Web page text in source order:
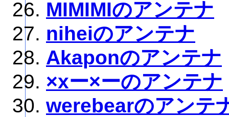
MIMIMIのアンテナ
niheiのアンテナ
Akaponのアンテナ
×xー×ーのアンテナ
werebearのアンテ